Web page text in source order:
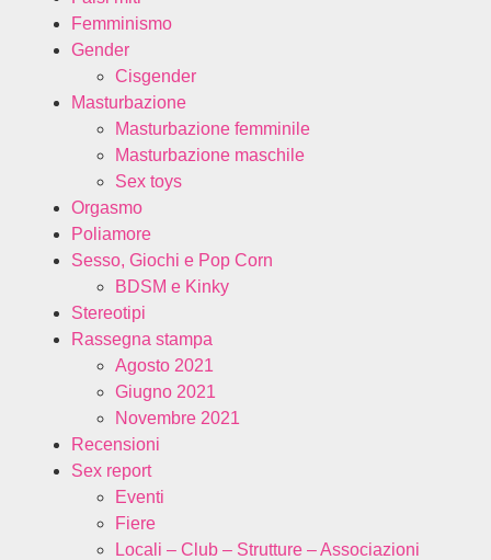
Femminismo
Gender
Cisgender
Masturbazione
Masturbazione femminile
Masturbazione maschile
Sex toys
Orgasmo
Poliamore
Sesso, Giochi e Pop Corn
BDSM e Kinky
Stereotipi
Rassegna stampa
Agosto 2021
Giugno 2021
Novembre 2021
Recensioni
Sex report
Eventi
Fiere
Locali – Club – Strutture – Associazioni